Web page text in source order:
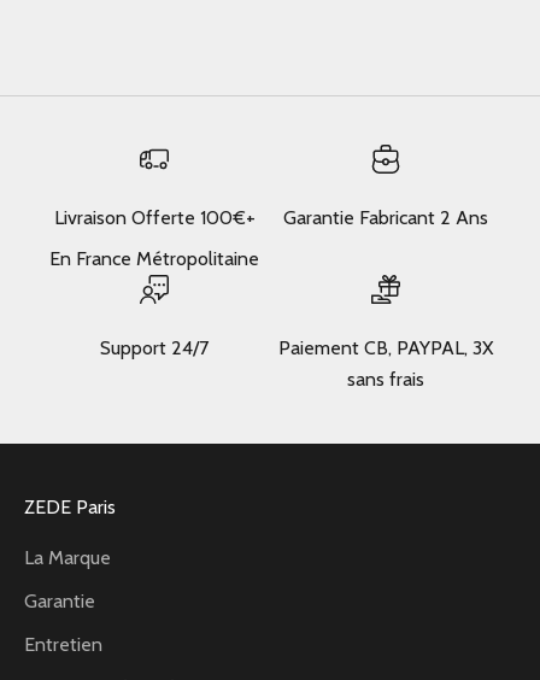
Livraison Offerte 100€+
En France Métropolitaine
Garantie Fabricant 2 Ans
Support 24/7
Paiement CB, PAYPAL, 3X
sans frais
ZEDE Paris
La Marque
Garantie
Entretien